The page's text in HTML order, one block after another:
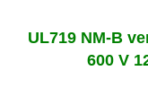
UL719 NM-B
600 V